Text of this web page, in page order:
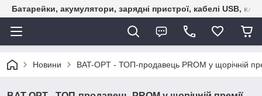
Батарейки, акумулятори, зарядні пристрої, кабелі USB,
Новини BAT-OPT - ТОП-продавець PROM у щорічній